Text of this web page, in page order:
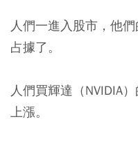
人們一進入股市，他
占據了。
人們買輝達（NVIDIA
上漲。